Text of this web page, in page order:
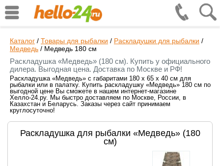
Каталог / Товары для рыбалки / Раскладушки для рыбалки /
Медведь / Медведь 180 см
Раскладушка «Медведь» (180 см). Купить у официального
дилера. Выгодная цена. Доставка по Москве и РФ!
Раскладушка «Медведь» с габаритами 180 x 65 x 40 см для
рыбалки или в палатку. Купить раскладушку «Медведь» 180 см по
выгодной цене Вы сможете в нашем интернет-магазине
Хелло-24.ру. Мы быстро доставляем по Москве, России, в
Казахстан и Беларусь. Заказы через сайт принимаем
круглосуточно!
Раскладушка для рыбалки «Медведь» (180
см)